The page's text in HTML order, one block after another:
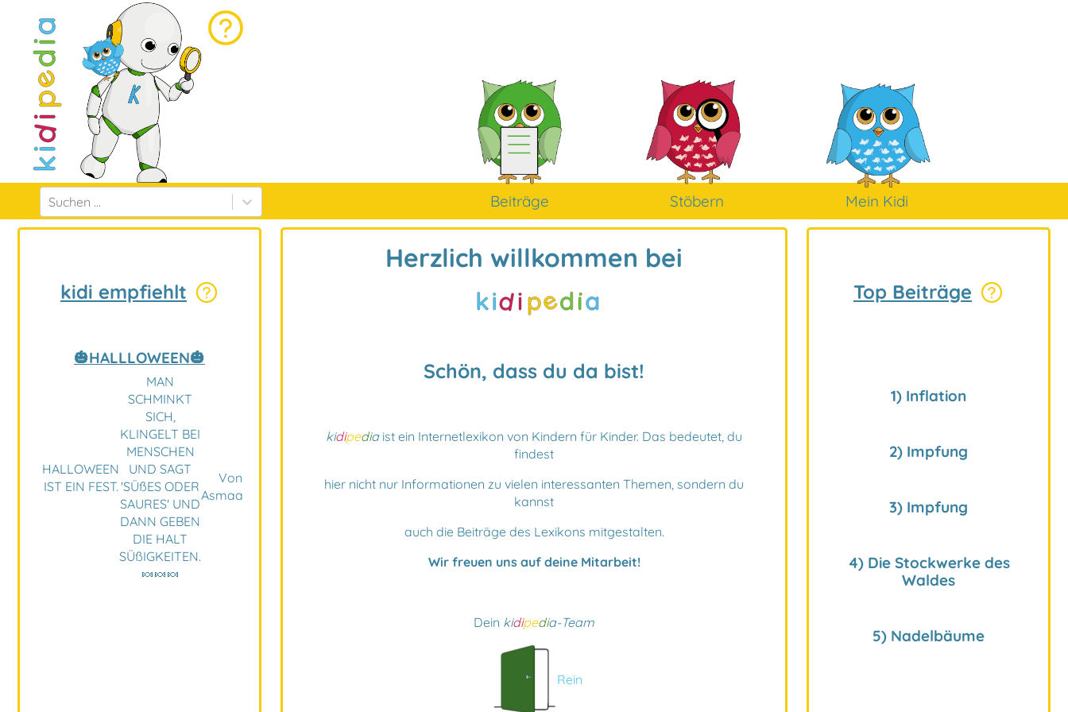
Suchen ... Beiträge Stöbern Mein Kidi
kidi empfiehlt
🎃HALLLOWEEN🎃
HALLOWEEN
IST EIN FEST.
MAN
SCHMINKT
SICH,
KLINGELT BEI
MENSCHEN
UND SAGT
'SÜßES ODER
SAURES' UND
DANN GEBEN
DIE HALT
SÜßIGKEITEN.
🍬🍬🍬
Von
Asmaa
Herzlich willkommen bei
Schön, dass du da bist!
kidipedia ist ein Internetlexikon von Kindern für Kinder. Das bedeutet, du
findest
hier nicht nur Informationen zu vielen interessanten Themen, sondern du
kannst
auch die Beiträge des Lexikons mitgestalten.
Wir freuen uns auf deine Mitarbeit!
Dein kidipedia-Team
Rein
Top Beiträge
1) Inflation
2) Impfung
3) Impfung
4) Die Stockwerke des
Waldes
5) Nadelbäume